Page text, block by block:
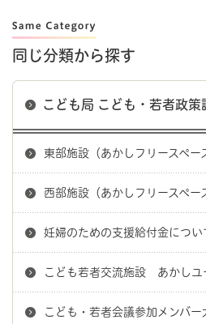
同じ分類から探す
こども局 こども・若者政策
東部施設（あかしフリースペー
西部施設（あかしフリースペ
妊婦のための支援給付金につい
こども若者交流施設 あかしユ
こども・若者会議参加メンバー